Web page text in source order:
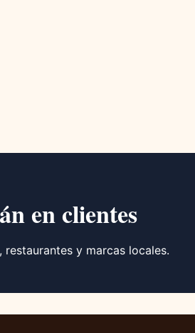
en clientes
y marcas locales.